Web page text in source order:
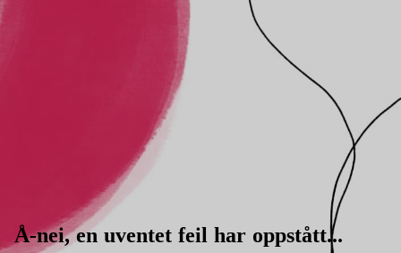
Å-nei, en uventet feil har oppstått...